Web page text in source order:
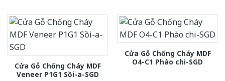
Cửa Gỗ Chống Cháy MDF
Veneer P1G1 Sồi-a-SGD
Cửa Gỗ Chống Cháy MDF
O4-C1 Phào chi-SGD